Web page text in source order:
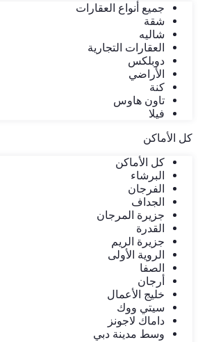
جميع أنواع العقارات
شقة
شاليه
العقارات التجارية
دوبلكس
الأراضي
كنة
تاون هاوس
فيلا
كل الأماكن
كل الأماكن
البرشاء
الفرجان
الجداف
جزيرة المرجان
القدرة
جزيرة الريم
الروية الأولى
الصفا
أرجان
خليج الأعمال
سيتي ووك
داماك لاجونز
وسط مدينة دبي